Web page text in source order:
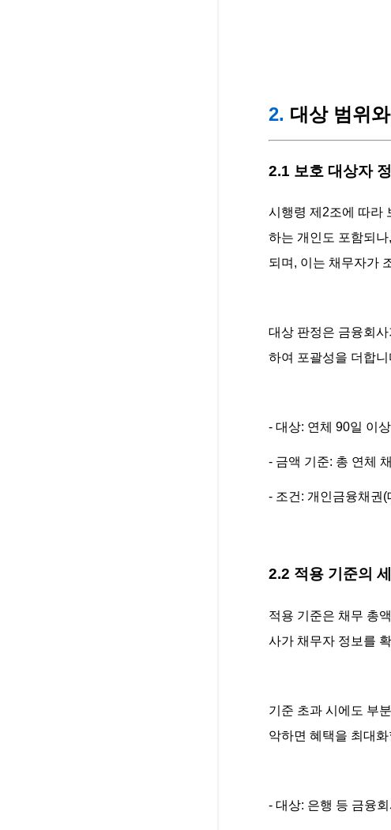
2. 대상 범위
2.1 보호 대상자
시행령 제2조에 따라
하는 개인도 포함되
되며, 이는 채무자가
대상 판정은 금융회
하여 포괄성을 더합
- 대상: 연체 90일 이
- 금액 기준: 총 연체
- 조건: 개인금융채권
2.2 적용 기준의
적용 기준은 채무 총
사가 채무자 정보를
기준 초과 시에도 부
악하면 혜택을 최대
- 대상: 은행 등 금융